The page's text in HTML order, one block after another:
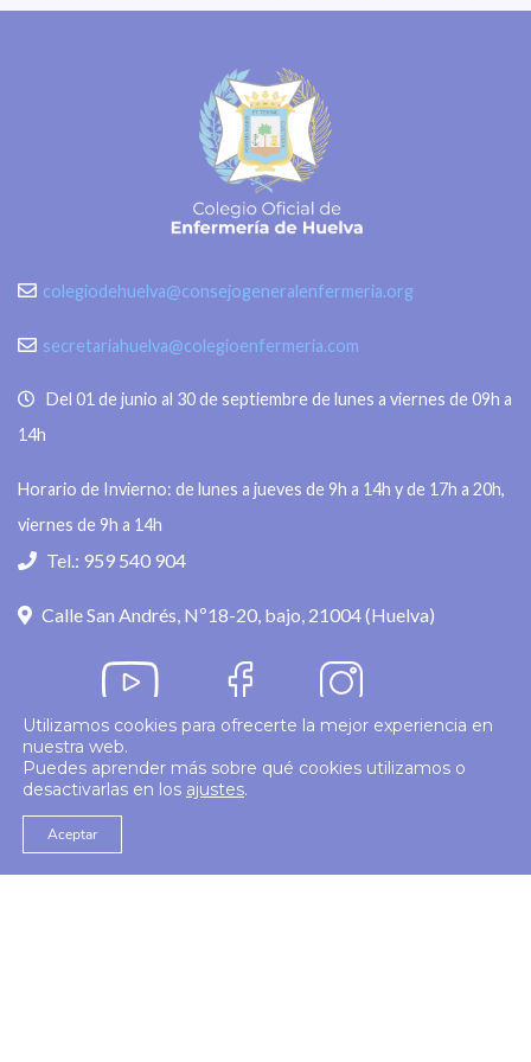
colegiodehuelva@consejogeneralenfermeria.org
secretariahuelva@colegioenfermeria.com
Del 01 de junio al 30 de septiembre de lunes a viernes de 09h a
14h
Horario de Invierno: de lunes a jueves de 9h a 14h y de 17h a 20h,
viernes de 9h a 14h
Tel.: 959 540 904
Calle San Andrés, Nº18-20, bajo, 21004 (Huelva)
© 2026 Colegio Enfermería Huelva
Utilizamos cookies para ofrecerte la mejor experiencia en
nuestra web.
Puedes aprender más sobre qué cookies utilizamos o
desactivarlas en los ajustes.
Aceptar